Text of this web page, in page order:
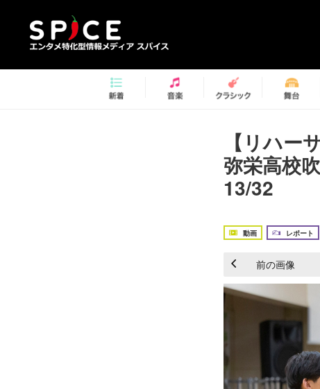
【リハー
弥栄高校
13/32
動画 レポート
前の画像